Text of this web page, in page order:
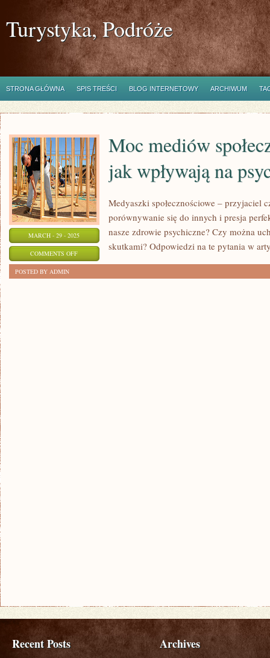
Turystyka, Podróże
STRONA GŁÓWNA SPIS TREŚCI BLOG INTERNETOWY ARCHIWUM
MARCH - 29 - 2025
COMMENTS OFFON
Moc mediów
jak wpływają na
Medyaszki społecznościowe – przyjaciel
porównywanie się do innych i presja
nasze zdrowie psychiczne? Czy można
skutkami? Odpowiedzi na te pytania w
POSTED BY ADMIN
Recent Posts Archives